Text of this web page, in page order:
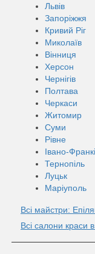
Львів
Запоріжжя
Кривий Ріг
Миколаїв
Вінниця
Херсон
Чернігів
Полтава
Черкаси
Житомир
Суми
Рівне
Івано-
Тернопіль
Луцьк
Маріуполь
Всі майстри:
Всі салони краси